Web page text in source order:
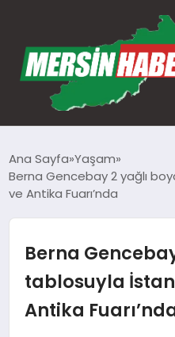
GÜNDEM
TEKNOLOJI
Ana Sayfa Yaşam
Berna Gencebay 2 yağlı
ve Antika Fuarı’nda
Berna
tablosuyla
Antika